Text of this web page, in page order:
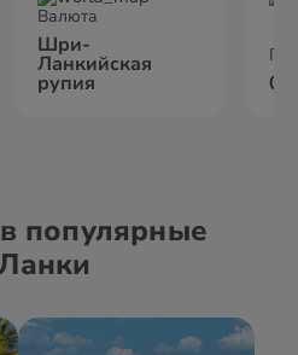
Валюта
Шри-
Ланкийская
рупия
популярные